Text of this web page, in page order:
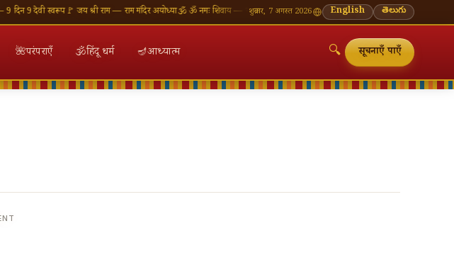
9 देवी स्वरूप🚩 जय श्री राम — राम मंदिर अयोध्या🕉 ॐ नमः शिवाय — सोमवार व्रत की शुभकामनाएँ🪔 श्रावण मास — प्रत्येक सोमवार शिवालय दर्शन
शुक्रवार, 7 अगस्त 2026 English తెలుగు
🌺परंपराएँ 🕉हिंदू धर्म 🪔आध्यात्म 🔍 सूचनाएँ पाएँ